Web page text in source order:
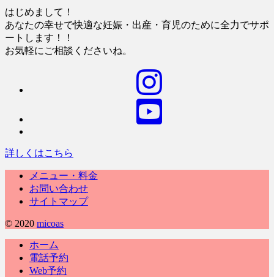
はじめまして！
あなたの幸せで快適な妊娠・出産・育児のために全力でサポ
ートします！！
お気軽にご相談くださいね。
詳しくはこちら
メニュー・料金
お問い合わせ
サイトマップ
© 2020 micoas
ホーム
電話予約
Web予約